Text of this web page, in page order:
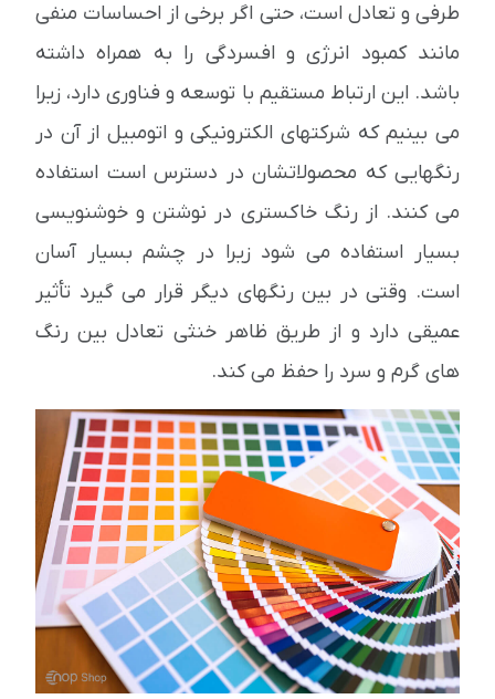
طرفی و تعادل است، حتی اگر برخی از احساسات منفی
مانند کمبود انرژی و افسردگی را به همراه داشته
باشد. این ارتباط مستقیم با توسعه و فناوری دارد، زیرا
می بینیم که شرکتهای الکترونیکی و اتومبیل از آن در
رنگهایی که محصولاتشان در دسترس است استفاده
می کنند. از رنگ خاکستری در نوشتن و خوشنویسی
بسیار استفاده می شود زیرا در چشم بسیار آسان
است. وقتی در بین رنگهای دیگر قرار می گیرد تأثیر
عمیقی دارد و از طریق ظاهر خنثی تعادل بین رنگ
های گرم و سرد را حفظ می کند.